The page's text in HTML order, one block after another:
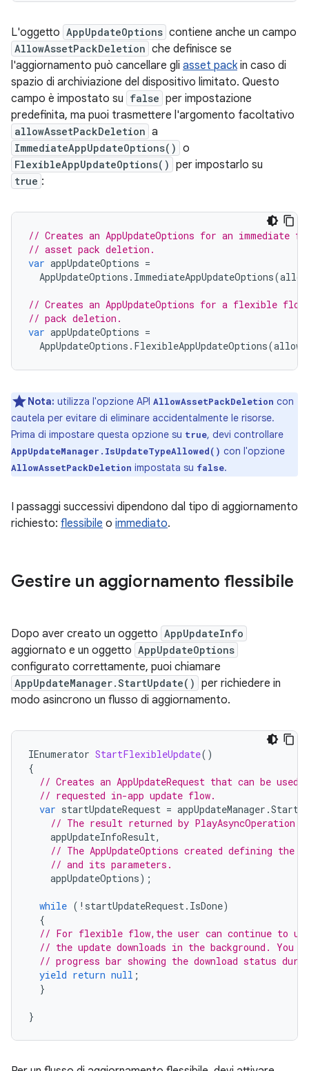
L'oggetto AppUpdateOptions contiene anche un campo
AllowAssetPackDeletion che definisce se
l'aggiornamento può cancellare gli asset packin caso di
spazio di archiviazione del dispositivo limitato. Questo
campo è impostato su false per impostazione
predefinita, ma puoi trasmettere l'argomento facoltativo
allowAssetPackDeletion a
ImmediateAppUpdateOptions() o
FlexibleAppUpdateOptions() per impostarlo su
true :
// Creates an AppUpdateOptions for an immediate
// asset pack deletion.
var appUpdateOptions =
AppUpdateOptions . ImmediateAppUpdateOptions(
// Creates an AppUpdateOptions for a flexible
// pack deletion.
var appUpdateOptions =
AppUpdateOptions . FlexibleAppUpdateOptions(
Nota: utilizza l'opzione API AllowAssetPackDeletion con
cautela per evitare di eliminare accidentalmente le risorse.
Prima di impostare questa opzione su true, devi controllare
AppUpdateManager.IsUpdateTypeAllowed() con l'opzione
AllowAssetPackDeletion impostata su false.
I passaggi successivi dipendono dal tipo di aggiornamento
richiesto: flessibile o immediato.
Gestire un aggiornamento flessibile
Dopo aver creato un oggetto AppUpdateInfo
aggiornato e un oggetto AppUpdateOptions
configurato correttamente, puoi chiamare
AppUpdateManager.StartUpdate() per richiedere in
modo asincrono un flusso di aggiornamento.
IEnumerator StartFlexibleUpdate()
{
// Creates an AppUpdateRequest that can be
// requested in-app update flow.
var startUpdateRequest = appUpdateManager .
// The result returned by
appUpdateInfoResult,
// The AppUpdateOptions created defining the
// and its parameters.
appUpdateOptions);
while ( ! startUpdateRequest. IsDone)
{
// For flexible flow,the user can continue to
// the update downloads in the background. You
// progress bar showing the download status
yield return null ;
}
}